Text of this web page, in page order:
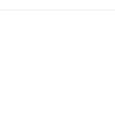
XLC Heckträger Almada